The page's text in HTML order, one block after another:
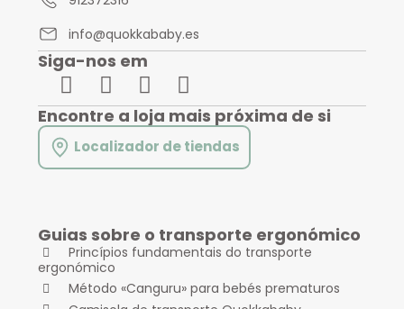
912372316
info@quokkababy.es
Siga-nos em
Encontre a loja mais próxima de si
Guias sobre o transporte ergonómico
Princípios fundamentais do transporte